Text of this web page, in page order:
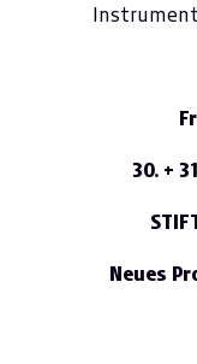
30. +
Neues